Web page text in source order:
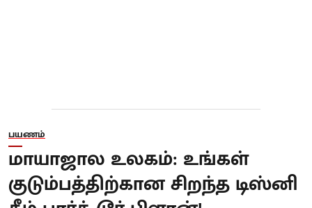
பயணம்
மாயாஜால உலகம்: உங்கள்
குடும்பத்திற்கான சிறந்த டிஸ்னி